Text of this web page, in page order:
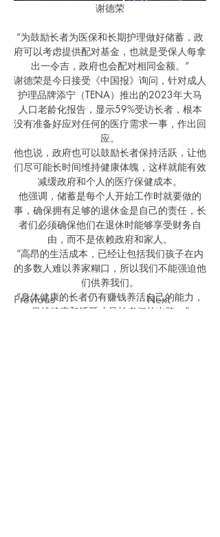
Previous Next
谢德荣
“为鼓励长者为医保和长期护理做好储蓄，政
府可以考虑提供配对基金，也就是受保人每拿
出一令吉，政府也会配对相同金额。”
谢德荣是今日接受《中国报》询问，针对成人
护理品牌添宁（TENA）推出的2023年大马
人口老龄化报告，显示59%受访长者，根本
没有准备好应对任何的医疗需求一事，作出回
应。
他也说，政府也可以鼓励长者保持活跃，让他
们尽可能长时间维持健康体魄，这样就能有效
减缓政府和个人的医疗保健成本。
他强调，储蓄是每个人开始工作时就要做的
事，确保拥有足够的退休金是自己的责任，长
者们必须确保他们在退休时能够享受财务自
由，而不是依赖政府和家人。
“高昂的生活成本，已经让包括我们孩子在内
的多数人难以养家糊口，所以我们不能强迫他
们供养我们。
“身体健康的长者仍有赚钱养活自己的能力，
保持健康和活跃才是长者们的出路。”